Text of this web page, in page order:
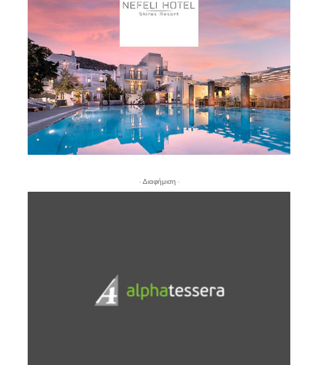
- Διαφήμιση -